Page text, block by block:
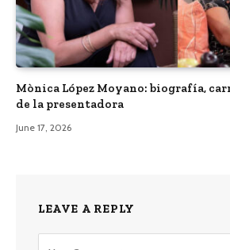
Mònica López Moyano: biografía,
de la presentadora
June 17, 2026
LEAVE A REPLY